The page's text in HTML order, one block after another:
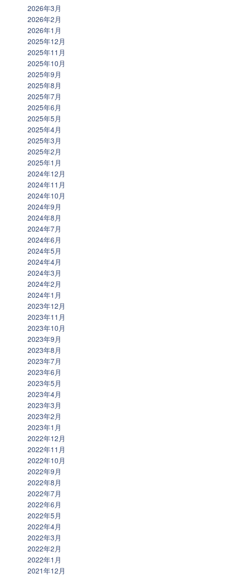
2026年3月
2026年2月
2026年1月
2025年12月
2025年11月
2025年10月
2025年9月
2025年8月
2025年7月
2025年6月
2025年5月
2025年4月
2025年3月
2025年2月
2025年1月
2024年12月
2024年11月
2024年10月
2024年9月
2024年8月
2024年7月
2024年6月
2024年5月
2024年4月
2024年3月
2024年2月
2024年1月
2023年12月
2023年11月
2023年10月
2023年9月
2023年8月
2023年7月
2023年6月
2023年5月
2023年4月
2023年3月
2023年2月
2023年1月
2022年12月
2022年11月
2022年10月
2022年9月
2022年8月
2022年7月
2022年6月
2022年5月
2022年4月
2022年3月
2022年2月
2022年1月
2021年12月